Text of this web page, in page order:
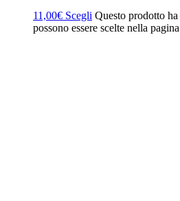
11,00€ Scegli Questo prodotto
possono essere scelte nella